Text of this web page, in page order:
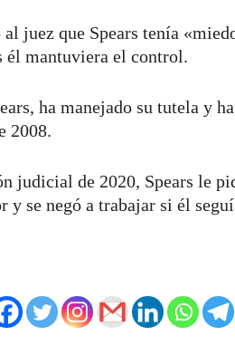
juez que Spears tenía
él mantuviera el control.
ha manejado su tutela y
2008.
judicial de 2020, Spears le
y se negó a trabajar si él